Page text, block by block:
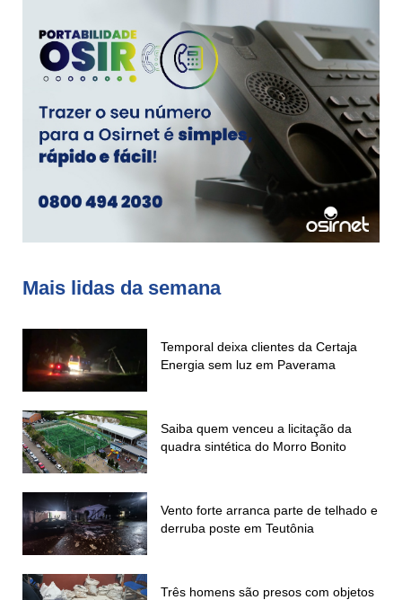
Mais lidas da semana
Temporal deixa clientes da Certaja
Energia sem luz em Paverama
Saiba quem venceu a licitação da
quadra sintética do Morro Bonito
Vento forte arranca parte de telhado e
derruba poste em Teutônia
Três homens são presos com objetos